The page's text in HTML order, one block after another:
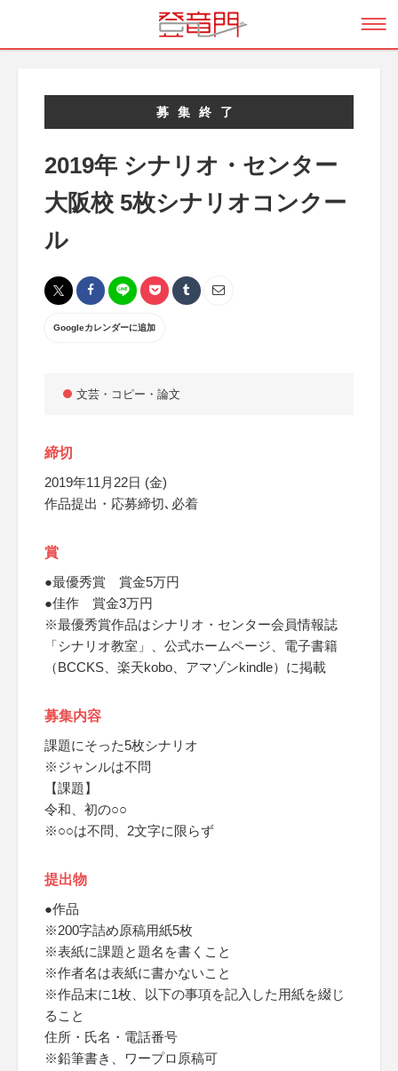
募集終了
2019年 シナリオ・センター
大阪校 5枚シナリオコンクー
ル
Googleカレンダーに追加
文芸・コピー・論文
締切
2019年11月22日 (金)
作品提出・応募締切､必着
賞
●最優秀賞 賞金5万円
●佳作 賞金3万円
※最優秀賞作品はシナリオ・センター会員情報誌
「シナリオ教室」、公式ホームページ、電子書籍
（BCCKS、楽天kobo、アマゾンkindle）に掲載
募集内容
課題にそった5枚シナリオ
※ジャンルは不問
【課題】
令和、初の○○
※○○は不問、2文字に限らず
提出物
●作品
※200字詰め原稿用紙5枚
※表紙に課題と題名を書くこと
※作者名は表紙に書かないこと
※作品末に1枚、以下の事項を記入した用紙を綴じ
ること
住所・氏名・電話番号
※鉛筆書き、ワープロ原稿可